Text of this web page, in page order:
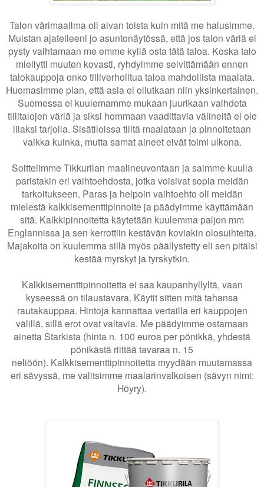
Talon värimaailma oli aivan toista kuin mitä me halusimme.
Muistan ajatelleeni jo asuntonäytössä, että jos talon väriä ei
pysty vaihtamaan me emme kyllä osta tätä taloa. Koska talo
miellytti muuten kovasti, ryhdyimme selvittämään ennen
talokauppoja onko tiiliverhoiltua taloa mahdollista maalata.
Huomasimme pian, että asia ei ollutkaan niin yksinkertainen.
Suomessa ei kuulemamme mukaan juurikaan vaihdeta
tiilitalojen väriä ja siksi hommaan vaadittavia välineitä ei ole
liiaksi tarjolla. Sisätiloissa tiiltä maalataan ja pinnoitetaan
vaikka kuinka, mutta samat aineet eivät toimi ulkona.
Soittelimme Tikkurilan maalineuvontaan ja saimme kuulla
paristakin eri vaihtoehdosta, jotka voisivat sopia meidän
tarkoitukseen. Paras ja helpoin vaihtoehto oli meidän
mielestä kalkkisementtipinnoite ja päädyimme käyttämään
sitä. Kalkkipinnoitetta käytetään kuulemma paljon mm
Englannissa ja sen kerrottiin kestävän koviakin olosuihteita.
Majakoita on kuulemma sillä myös päällystetty eli sen pitäisi
kestää myrskyt ja tyrskytkin.
Kalkkisementtipinnoitetta ei saa kaupanhyllyltä, vaan
kyseessä on tilaustavara. Käytit sitten mitä tahansa
rautakauppaa. Hintoja kannattaa vertailla eri kauppojen
välillä, sillä erot ovat valtavia. Me päädyimme ostamaan
ainetta Starkista (hinta n. 100 euroa per pönikkä, yhdestä
pönikästä riittää tavaraa n. 15
neliöön). Kalkkisementtipinnoitetta myydään muutamassa
eri sävyssä, me valitsimme maalarinvalkoisen (sävyn nimi:
Höyry).